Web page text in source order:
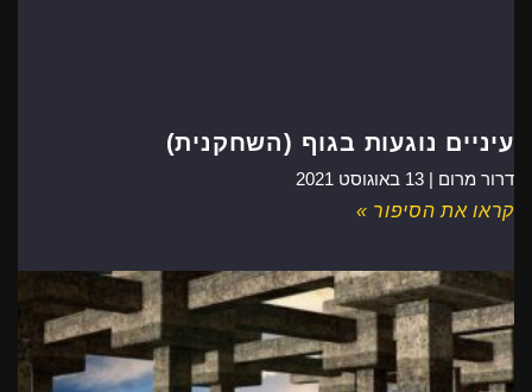
עיניים נוגעות בגוף (השחקנית)
דרור מרום | 13 באוגוסט 2021
קראו את הסיפור »